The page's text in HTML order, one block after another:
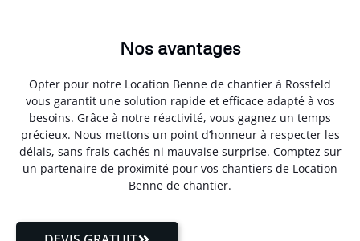
Nos avantages
Opter pour notre Location Benne de chantier à Rossfeld
vous garantit une solution rapide et efficace adapté à vos
besoins. Grâce à notre réactivité, vous gagnez un temps
précieux. Nous mettons un point d’honneur à respecter les
délais, sans frais cachés ni mauvaise surprise. Comptez sur
un partenaire de proximité pour vos chantiers de Location
Benne de chantier.